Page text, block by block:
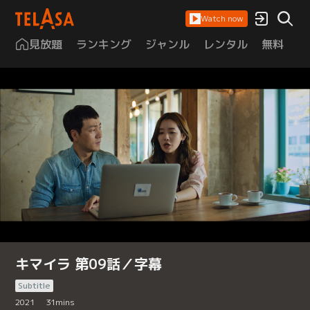
Watch now
見放題 ランキング ジャンル レンタル 無料
キマイラ 第09話／字幕
Subtitle
2021
31mins